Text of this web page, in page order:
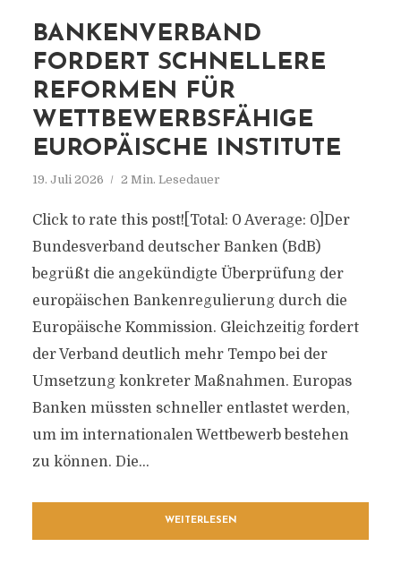
BANKENVERBAND
FORDERT SCHNELLERE
REFORMEN FÜR
WETTBEWERBSFÄHIGE
EUROPÄISCHE INSTITUTE
19. Juli 2026 2 Min. Lesedauer
Click to rate this post![Total: 0 Average: 0]Der
Bundesverband deutscher Banken (BdB)
begrüßt die angekündigte Überprüfung der
europäischen Bankenregulierung durch die
Europäische Kommission. Gleichzeitig fordert
der Verband deutlich mehr Tempo bei der
Umsetzung konkreter Maßnahmen. Europas
Banken müssten schneller entlastet werden,
um im internationalen Wettbewerb bestehen
zu können. Die...
WEITERLESEN